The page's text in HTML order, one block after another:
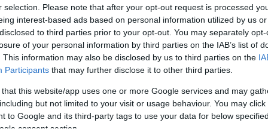
selection. Please note that after your opt-out request is processed
interest-based ads based on personal information utilized by us
to third parties prior to your opt-out. You may separately
of your personal information by third parties on the IAB’s list of
This information may also be disclosed by us to third parties on the
Participants that may further disclose it to other third parties.
that this website/app uses one or more Google services and may
but not limited to your visit or usage behaviour. You may
to Google and its third-party tags to use your data for below
consent section.